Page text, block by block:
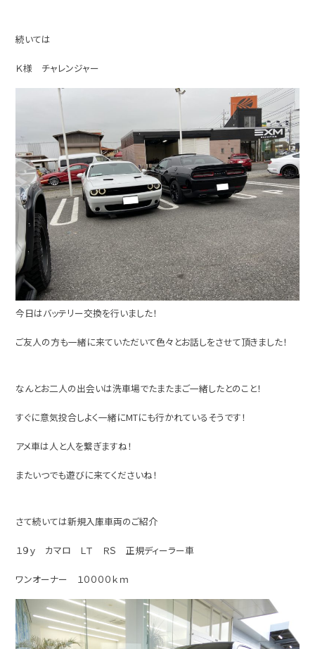
続いては
Ｋ様 チャレンジャー
今日はバッテリー交換を行いました！
ご友人の方も一緒に来ていただいて色々とお話しをさせて頂きました！
なんとお二人の出会いは洗車場でたまたまご一緒したとのこと！
すぐに意気投合しよく一緒にMTにも行かれているそうです！
アメ車は人と人を繋ぎますね！
またいつでも遊びに来てくださいね！
さて続いては新規入庫車両のご紹介
１９ｙ カマロ ＬＴ ＲＳ 正規ディーラー車
ワンオーナー １００００ｋｍ